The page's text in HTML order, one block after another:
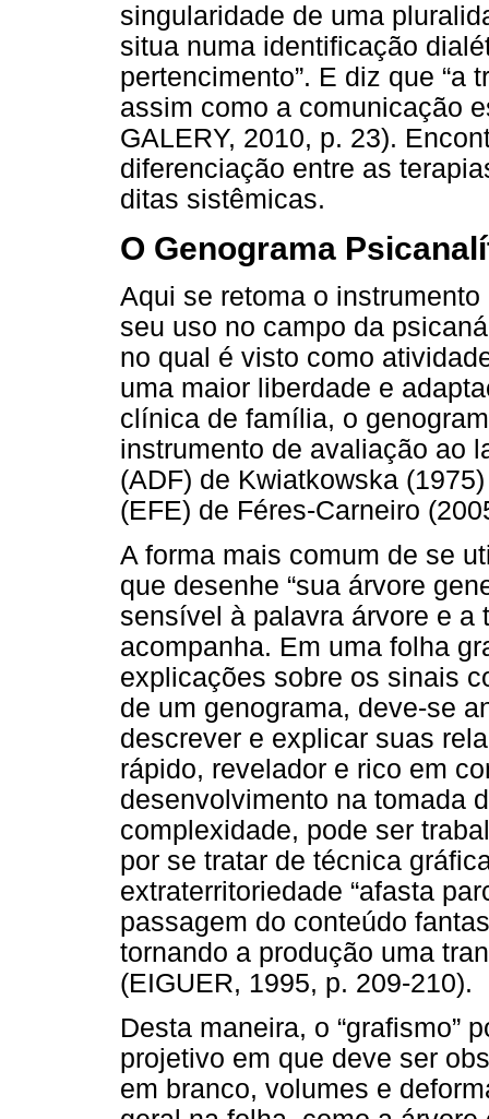
singularidade de uma
situa numa identificação
pertencimento”. E diz que “a
assim como a comunicação
GALERY, 2010, p. 23).
diferenciação entre as
ditas sistêmicas.
O Genograma
Aqui se retoma o
seu uso no campo da
no qual é visto como
uma maior liberdade e
clínica de família, o
instrumento de avaliação ao
(ADF) de Kwiatkowska
(EFE) de Féres-Carneiro
A forma mais comum de se
que desenhe “sua árvore
sensível à palavra árvore e a
acompanha. Em uma folha
explicações sobre os sinais
de um genograma, deve-se
descrever e explicar suas
rápido, revelador e rico em
desenvolvimento na tomada
complexidade, pode ser
por se tratar de técnica
extraterritoriedade “afasta
passagem do conteúdo
tornando a produção uma
(EIGUER, 1995, p. 209-210).
Desta maneira, o “grafismo”
projetivo em que deve ser
em branco, volumes e